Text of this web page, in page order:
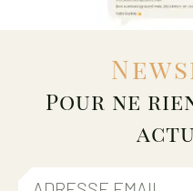
Pour ne